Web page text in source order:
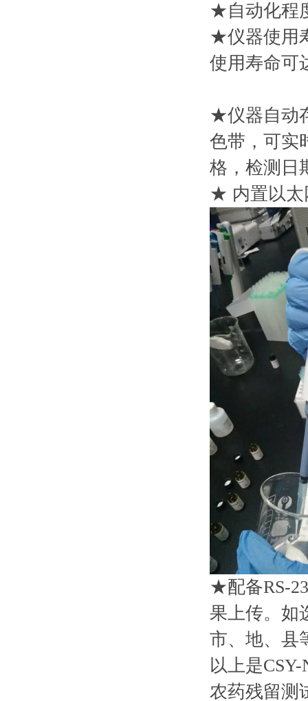
★自动化程
★仪器使用
使用寿命可
★仪器自动
色带，可实
格，检测日
★ 内置以太
★配备RS-
果上传。如
市、地、县
以上是
农药残留测